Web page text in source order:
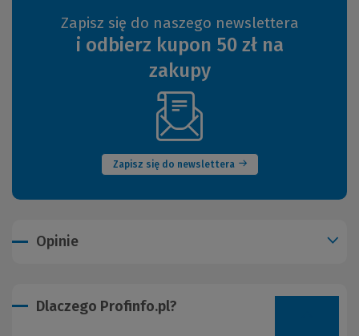
Zapisz się do naszego newslettera
i odbierz kupon 50 zł na
zakupy
Zapisz się do newslettera
(Nowe
okno)
Opinie
Dlaczego Profinfo.pl?